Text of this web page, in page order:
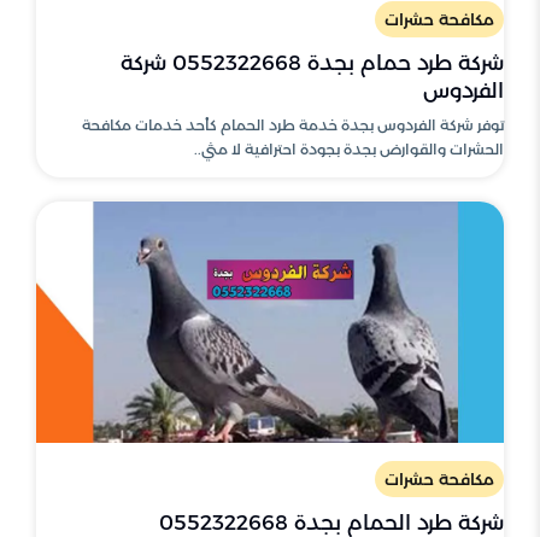
مكافحة حشرات
شركة طرد حمام بجدة 0552322668 شركة
الفردوس
توفر شركة الفردوس بجدة خدمة طرد الحمام كأحد خدمات مكافحة
الحشرات والقوارض بجدة بجودة احترافية لا مثي..
مكافحة حشرات
شركة طرد الحمام بجدة 0552322668